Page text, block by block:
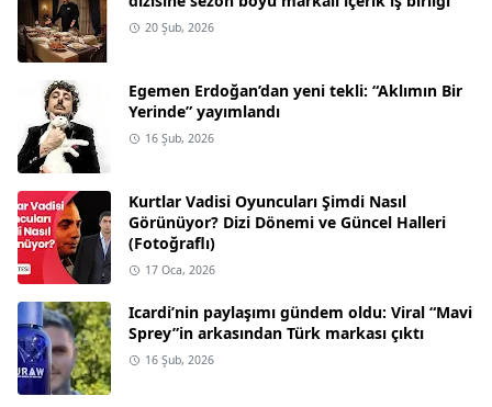
20 Şub, 2026
Egemen Erdoğan’dan yeni tekli: “Aklımın Bir
Yerinde” yayımlandı
16 Şub, 2026
Kurtlar Vadisi Oyuncuları Şimdi Nasıl
Görünüyor? Dizi Dönemi ve Güncel Halleri
(Fotoğraflı)
17 Oca, 2026
Icardi’nin paylaşımı gündem oldu: Viral “Mavi
Sprey”in arkasından Türk markası çıktı
16 Şub, 2026